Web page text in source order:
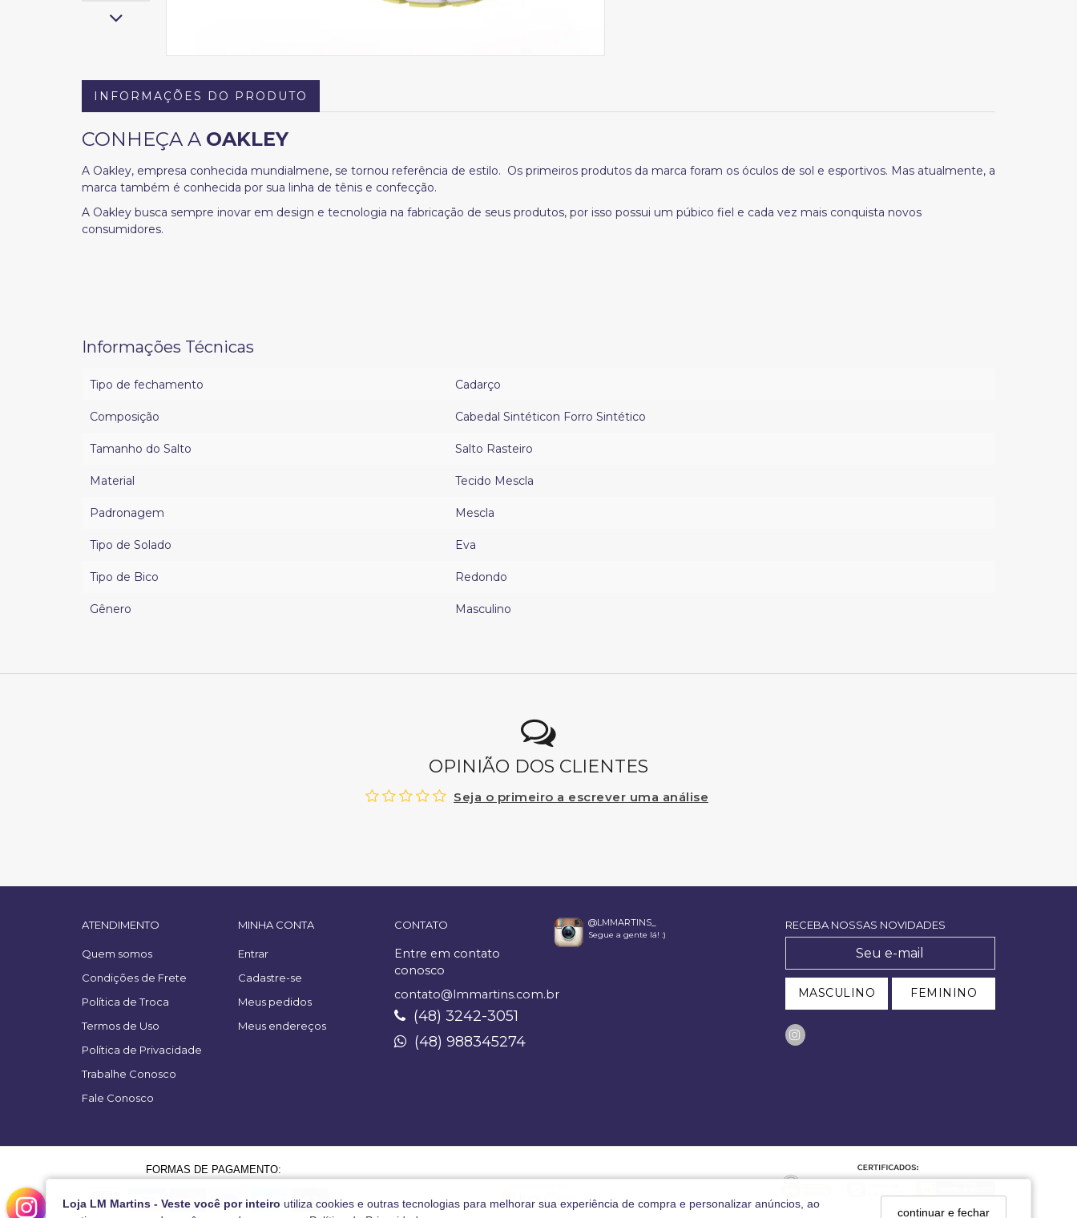
Loja LM Martins - Veste você por inteiro utiliza cookies e outras tecnologias para melhorar sua experiência de compra e personalizar anúncios, ao
continuar e fechar
INFORMAÇÕES DO PRODUTO
CONHEÇA A OAKLEY
A Oakley, empresa conhecida mundialmene, se tornou referência de estilo. Os primeiros produtos da marca foram os óculos de sol e esportivos. Mas atualmente, a
marca também é conhecida por sua linha de tênis e confecção.
A Oakley busca sempre inovar em design e tecnologia na fabricação de seus produtos, por isso possui um púbico fiel e cada vez mais conquista novos
consumidores.
Informações Técnicas
Tipo de fechamento Cadarço
Composição Cabedal Sintéticon Forro Sintético
Tamanho do Salto Salto Rasteiro
Material Tecido Mescla
Padronagem Mescla
Tipo de Solado Eva
Tipo de Bico Redondo
Gênero Masculino
OPINIÃO DOS CLIENTES
Seja o primeiro a escrever uma análise
ATENDIMENTO
Quem somos
Condições de Frete
Política de Troca
Termos de Uso
Política de Privacidade
Trabalhe Conosco
Fale Conosco
MINHA CONTA
Entrar
Cadastre-se
Meus pedidos
Meus endereços
CONTATO
Entre em contato
conosco
contato@lmmartins.com.br
(48) 3242-3051
(48) 988345274
@LMMARTINS_
Segue a gente lá! :)
RECEBA NOSSAS NOVIDADES
MASCULINO FEMININO
FORMAS DE PAGAMENTO: